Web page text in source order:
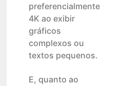
preferencialmente
4K ao exibir
gráficos
complexos ou
textos pequenos.
E, quanto ao